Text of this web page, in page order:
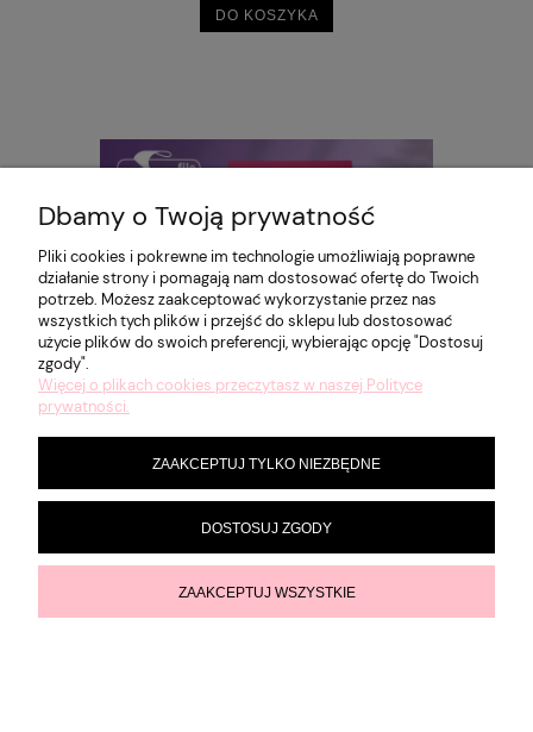
DO KOSZYKA
STALEKS - WYMIENNE PILNIKI BIAŁE NA BAZIE
MIĘKKIEJ DO PILNIKA PROSTEGO EXPERT 20
GRIT 100 (30 SZT)
Producent: STALEKS PRO
Dbamy o Twoją prywatność
Pliki cookies i pokrewne im technologie umożliwiają poprawne
działanie strony i pomagają nam dostosować ofertę do Twoich
potrzeb. Możesz zaakceptować wykorzystanie przez nas
wszystkich tych plików i przejść do sklepu lub dostosować
użycie plików do swoich preferencji, wybierając opcję "Dostosuj
zgody".
Więcej o plikach cookies przeczytasz w naszej Polityce
prywatności.
ZAAKCEPTUJ TYLKO NIEZBĘDNE
DOSTOSUJ ZGODY
ZAAKCEPTUJ WSZYSTKIE